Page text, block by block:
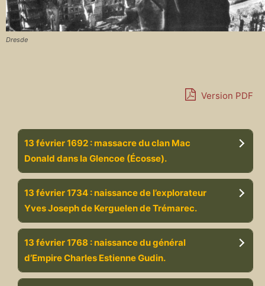
Dresde
Version PDF
13 février 1692 : massacre du clan Mac
Donald dans la Glencoe (Écosse).
13 février 1734 : naissance de l’explorateur
Yves Joseph de Kerguelen de Trémarec.
13 février 1768 : naissance du général
d’Empire Charles Estienne Gudin.